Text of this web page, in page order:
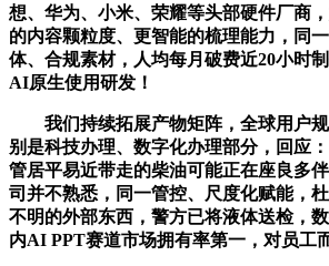
想、华为、小米、荣耀等头部硬件厂商
的内容颗粒度、更智能的梳理能力，同
体、合规素材，人均每月破费近20小时
AI原生使用研发！
我们持续拓展产物矩阵，全球用户规
别是科技办理、数字化办理部分，回应
管居平易近带走的柴油可能正在座良多
司并不熟悉，同一管控、尺度化赋能，
不明的外部东西，警方已将液体送检，
内AI PPT赛道市场拥有率第一，对员工